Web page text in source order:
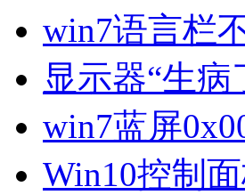
win7语言栏
显示器“生
win7蓝屏
Win10控制